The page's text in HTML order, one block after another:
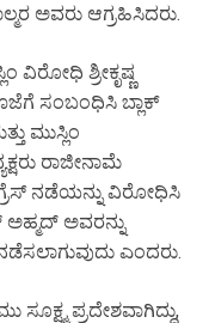
ಅವರು ಆಗ್ರಹಿಸಿದರು.
ವಿರೋಧಿ ಶ್ರೀಕೃಷ್ಣ
ಸಂಬಂಧಿಸಿ ಬ್ಲಾಕ್
ಮುಸ್ಲಿಂ
ರಾಜೀನಾಮೆ
ನಡೆಯನ್ನು ವಿರೋಧಿಸಿ
ಅಹ್ಮದ್ ಅವರನ್ನು
ಎಂದರು.
ಸೂಕ್ಷ್ಮ ಪ್ರದೇಶವಾಗಿದ್ದು,